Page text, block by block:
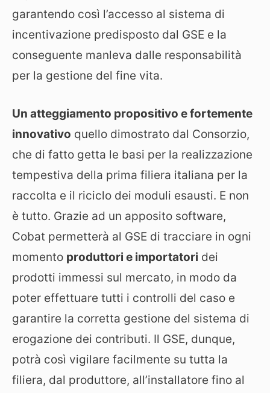
garantendo così l’accesso al sistema di
incentivazione predisposto dal GSE e la
conseguente manleva dalle responsabilità
per la gestione del fine vita.
Un atteggiamento propositivo e fortemente
innovativo quello dimostrato dal Consorzio,
che di fatto getta le basi per la realizzazione
tempestiva della prima filiera italiana per la
raccolta e il riciclo dei moduli esausti. E non
è tutto. Grazie ad un apposito software,
Cobat permetterà al GSE di tracciare in ogni
momento produttori e importatori dei
prodotti immessi sul mercato, in modo da
poter effettuare tutti i controlli del caso e
garantire la corretta gestione del sistema di
erogazione dei contributi. Il GSE, dunque,
potrà così vigilare facilmente su tutta la
filiera, dal produttore, all’installatore fino al